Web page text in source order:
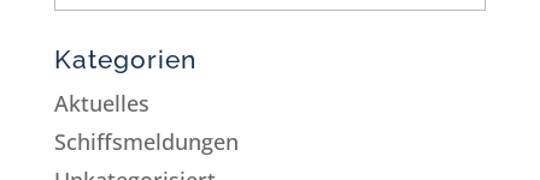
Kategorien
Aktuelles
Schiffsmeldungen